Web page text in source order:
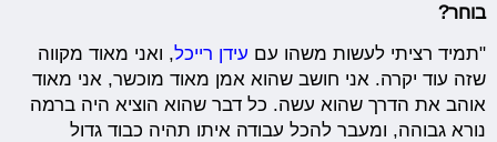
בוחר?
"תמיד רציתי לעשות משהו עם עידן רייכל, ואני מאוד מקווה
שזה עוד יקרה. אני חושב שהוא אמן מאוד מוכשר, אני מאוד
אוהב את הדרך שהוא עשה. כל דבר שהוא הוציא היה ברמה
נורא גבוהה, ומעבר להכל עבודה איתו תהיה כבוד גדול